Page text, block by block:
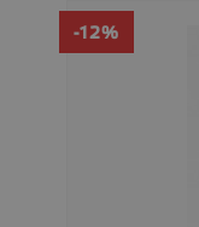
-12%